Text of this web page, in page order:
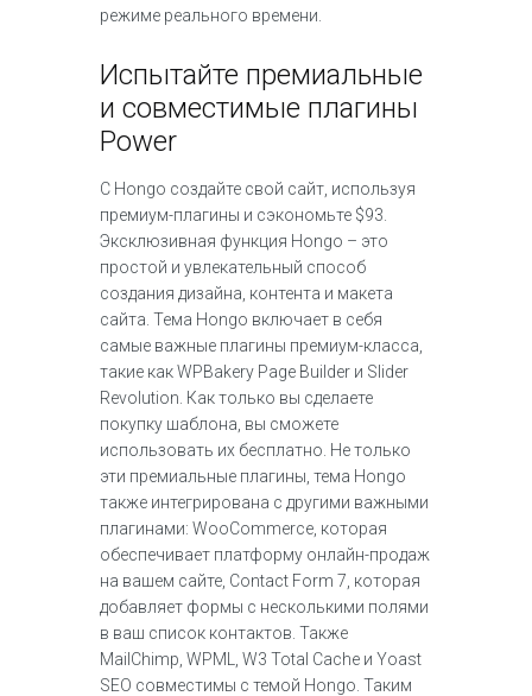
режиме реального времени.
Испытайте премиальные
и совместимые плагины
Power
С Hongo создайте свой сайт, используя
премиум-плагины и сэкономьте $93.
Эксклюзивная функция Hongo – это
простой и увлекательный способ
создания дизайна, контента и макета
сайта. Тема Hongo включает в себя
самые важные плагины премиум-класса,
такие как WPBakery Page Builder и Slider
Revolution. Как только вы сделаете
покупку шаблона, вы сможете
использовать их бесплатно. Не только
эти премиальные плагины, тема Hongo
также интегрирована с другими важными
плагинами: WooCommerce, которая
обеспечивает платформу онлайн-продаж
на вашем сайте, Contact Form 7, которая
добавляет формы с несколькими полями
в ваш список контактов. Также
MailChimp, WPML, W3 Total Cache и Yoast
SEO совместимы с темой Hongo. Таким